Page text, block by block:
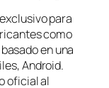
para
como
en una
Android.
oficial al